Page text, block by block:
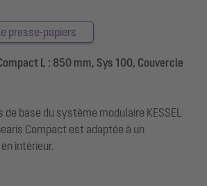
presse-papiers
L : 850 mm, Sys 100, Couvercle
de base du système modulaire KESSEL
Compact est adaptée à un
intérieur.